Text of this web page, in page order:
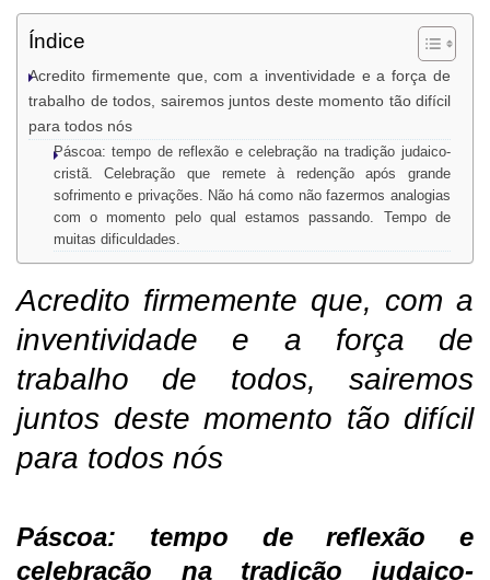
Índice
Acredito firmemente que, com a inventividade e a força de
trabalho de todos, sairemos juntos deste momento tão difícil
para todos nós
Páscoa: tempo de reflexão e celebração na tradição judaico-
cristã. Celebração que remete à redenção após grande
sofrimento e privações. Não há como não fazermos analogias
com o momento pelo qual estamos passando. Tempo de
muitas dificuldades.
Acredito firmemente que, com a
inventividade e a força de
trabalho de todos, sairemos
juntos deste momento tão difícil
para todos nós
Páscoa: tempo de reflexão e
celebração na tradição judaico-